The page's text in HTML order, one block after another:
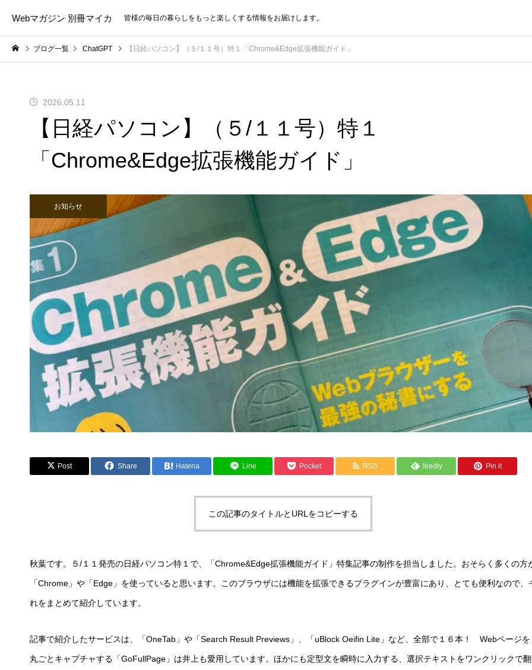
Webマガジン 別冊マイカ 皆様の毎日の暮らしをもっと楽しくする情報をお届けします。
ブログ一覧 ChatGPT 【日経パソコン】（５/１１号）特１「Chrome&Edge拡張機能ガイド」
2026.05.11
【日経パソコン】（５/１１号）特１
「Chrome&Edge拡張機能ガイド」
お知らせ
Post Share Hatena Line Pocket RSS feedly Pin it
この記事のタイトルとURLをコピーする
秋葉です。５/１１発売の日経パソコン特１で、「Chrome&Edge拡張機能ガイド」特集記事の制作を担当しました。おそらく多くの方
「Chrome」や「Edge」を使っていると思います。このブラウザには機能を拡張できるプラグインが豊富にあり、とても便利なので、
れをまとめて紹介しています。
記事で紹介したサービスは、「OneTab」や「Search Result Previews」、「uBlock Oeifin Lite」など、全部で１６本！ Webページを
丸ごとキャプチャする「GoFullPage」は井上も愛用しています。ほかにも定型文を瞬時に入力する、選択テキストをワンクリックで翻